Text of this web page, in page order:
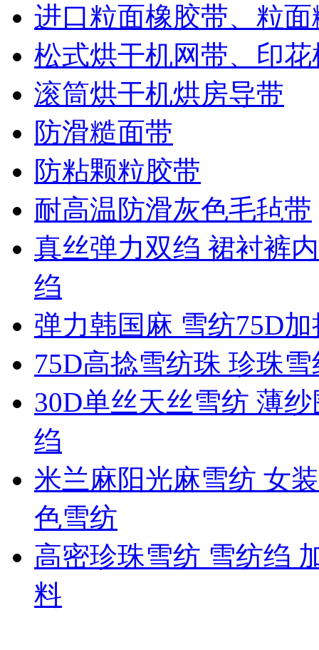
进口粒面橡胶带、粒
松式烘干机网带、印
滚筒烘干机烘房导带
防滑糙面带
防粘颗粒胶带
耐高温防滑灰色毛毡带
真丝弹力双绉 裙衬裤
绉
弹力韩国麻 雪纺75D
75D高捻雪纺珠 珍珠
30D单丝天丝雪纺 薄
绉
米兰麻阳光麻雪纺 女
色雪纺
高密珍珠雪纺 雪纺绉
料